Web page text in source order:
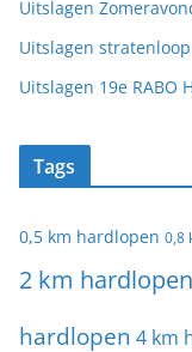
Uitslagen
Uitslagen
Uitslagen 19e RABO
Tags
0,5 km hardlopen 0,8
2 km hardlopen
hardlopen 4 km